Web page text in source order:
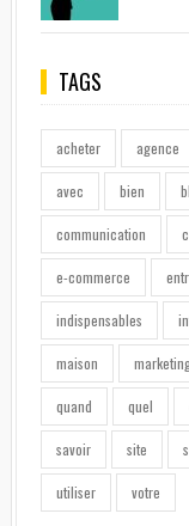
TAGS
acheter agence
avec bien
communication
e-commerce
indispensables
maison
quand quel
savoir site
utiliser votre